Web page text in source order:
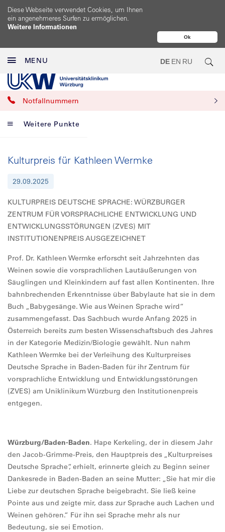
Ok
Diese Webseite verwendet Cookies, um Ihnen
ein angenehmeres Surfen zu ermöglichen.
Weitere Informationen
MENU DE EN RU
Notfallnummern
Weitere Punkte
Kulturpreis für Kathleen Wermke
29.09.2025
KULTURPREIS DEUTSCHE SPRACHE: WÜRZBURGER
ZENTRUM FÜR VORSPRACHLICHE ENTWICKLUNG UND
ENTWICKLUNGSSTÖRUNGEN (ZVES) MIT
INSTITUTIONENPREIS AUSGEZEICHNET
Prof. Dr. Kathleen Wermke erforscht seit Jahrzehnten das
Weinen sowie die vorsprachlichen Lautäußerungen von
Säuglingen und Kleinkindern auf fast allen Kontinenten. Ihre
bahnbrechenden Erkenntnisse über Babylaute hat sie in dem
Buch „Babygesänge. Wie aus Weinen Sprache wird“
zusammengefasst. Das Sachbuch wurde Anfang 2025 in
Österreich bereits zum besten Wissenschaftsbuch des Jahres
in der Kategorie Medizin/Biologie gewählt. Nun nahm
Kathleen Wermke bei der Verleihung des Kulturpreises
Deutsche Sprache in Baden-Baden für ihr Zentrum für
vorsprachliche Entwicklung und Entwicklungsstörungen
(ZVES) am Uniklinikum Würzburg den Institutionenpreis
entgegen.
Würzburg/Baden-Baden. Hape Kerkeling, der in diesem Jahr
den Jacob-Grimme-Preis, den Hauptpreis des „Kulturpreises
Deutsche Sprache“, erhielt, erinnerte gleich zu Beginn seiner
Dankesrede in Baden-Baden an seine Mutter: „Sie hat mir die
Liebe zur deutschen Sprache beigebracht. Sie ließ keine
Pointe aus und zeigte mir, dass zur Sprache auch Lachen und
Weinen gehören.“ Für ihn sei Sprache mehr als nur
Bedeutung, sie sei Emotion.